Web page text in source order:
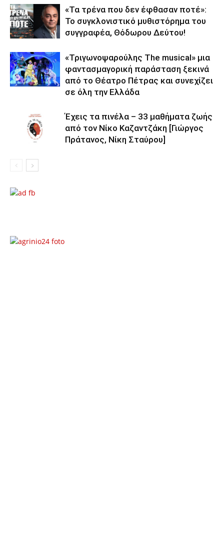
«Τα τρένα που δεν έφθασαν ποτέ»:
Το συγκλονιστικό μυθιστόρημα του
συγγραφέα, Θόδωρου Δεύτου!
«Τριγωνοψαρούλης The musical» μια
φαντασμαγορική παράσταση ξεκινά
από το Θέατρο Πέτρας και συνεχίζει
σε όλη την Ελλάδα
Έχεις τα πινέλα – 33 μαθήματα ζωής
από τον Νίκο Καζαντζάκη [Γιώργος
Πράτανος, Νίκη Σταύρου]